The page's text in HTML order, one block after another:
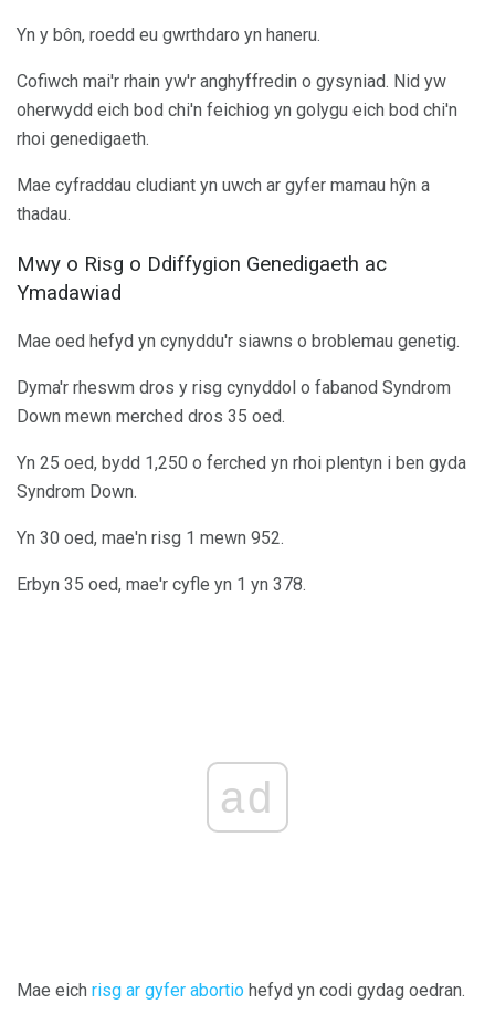
Yn y bôn, roedd eu gwrthdaro yn haneru.
Cofiwch mai'r rhain yw'r anghyffredin o gysyniad. Nid yw
oherwydd eich bod chi'n feichiog yn golygu eich bod chi'n
rhoi genedigaeth.
Mae cyfraddau cludiant yn uwch ar gyfer mamau hŷn a
thadau.
Mwy o Risg o Ddiffygion Genedigaeth ac
Ymadawiad
Mae oed hefyd yn cynyddu'r siawns o broblemau genetig.
Dyma'r rheswm dros y risg cynyddol o fabanod Syndrom
Down mewn merched dros 35 oed.
Yn 25 oed, bydd 1,250 o ferched yn rhoi plentyn i ben gyda
Syndrom Down.
Yn 30 oed, mae'n risg 1 mewn 952.
Erbyn 35 oed, mae'r cyfle yn 1 yn 378.
ad
Mae eich risg ar gyfer abortio hefyd yn codi gydag oedran.